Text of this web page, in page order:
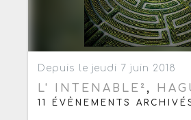
Depuis le jeudi 7 juin 2018
L' INTENABLE² ,
11 ÉVÈNEMENTS